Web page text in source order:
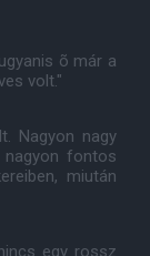
õ már a
volt."
Nagyon nagy
nagyon fontos
miután
egy rossz